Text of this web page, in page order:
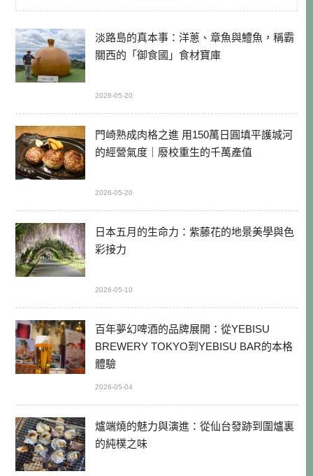
淡路島的真本事：洋蔥、章魚與鱧魚，稱霸
關西的「御食國」食材寶庫
2026-05-20
門崎熟成肉格之進 用150萬日圓填平護城河
的經營氣度｜廢校重生的千萬產值
2026-05-20
日本五月的生命力：紫藤花的地景美學與色
彩接力
2026-05-10
百年夢幻啤酒的品牌展開：從YEBISU
BREWERY TOKYO到YEBISU BAR的本格
體驗
2026-05-04
爐端燒的魅力與演進：從仙台發跡到圍爐裏
的純樸之味